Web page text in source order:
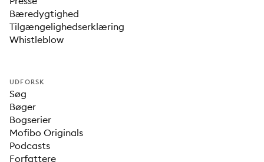
Bæredygtighed
Tilgængelighedserklæring
Whistleblow
UDFORSK
Søg
Bøger
Bogserier
Mofibo Originals
Podcasts
Forfattere